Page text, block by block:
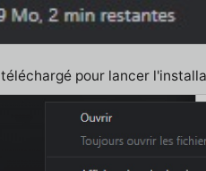
téléchargé pour lancer